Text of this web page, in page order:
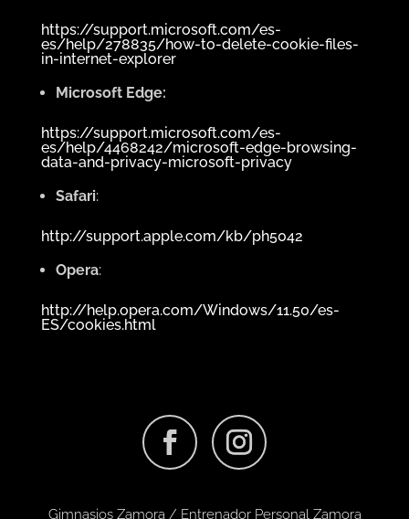
https://support.microsoft.com/es-
es/help/278835/how-to-delete-cookie-files-
in-internet-explorer
Microsoft Edge:
https://support.microsoft.com/es-
es/help/4468242/microsoft-edge-browsing-
data-and-privacy-microsoft-privacy
Safari:
http://support.apple.com/kb/ph5042
Opera:
http://help.opera.com/Windows/11.50/es-
ES/cookies.html
Gimnasios Zamora / Entrenador Personal Zamora